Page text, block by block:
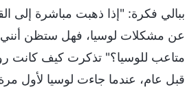
ببالي فكرة: "إذا ذهبت مباشرة إلى
عن مشكلات لوسيا، فهل ستظن أنني
متاعب للوسيا؟" تذكرت كيف كانت
قبل عام، عندما جاءت لوسيا لأول مرة